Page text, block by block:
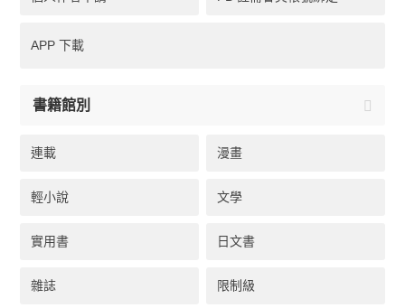
APP 下載
書籍館別
連載 漫畫
輕小說 文學
實用書 日文書
雜誌 限制級